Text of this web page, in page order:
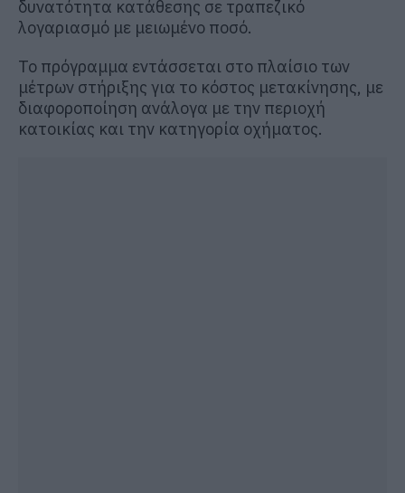
δυνατότητα κατάθεσης σε τραπεζικό
λογαριασμό με μειωμένο ποσό.
Το πρόγραμμα εντάσσεται στο πλαίσιο των
μέτρων στήριξης για το κόστος μετακίνησης, με
διαφοροποίηση ανάλογα με την περιοχή
κατοικίας και την κατηγορία οχήματος.